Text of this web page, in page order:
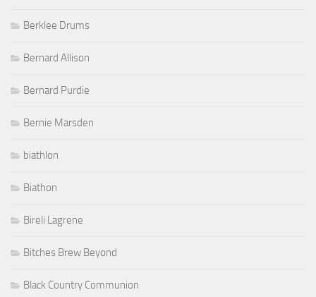
Berklee Drums
Bernard Allison
Bernard Purdie
Bernie Marsden
biathlon
Biathon
Bireli Lagrene
Bitches Brew Beyond
Black Country Communion